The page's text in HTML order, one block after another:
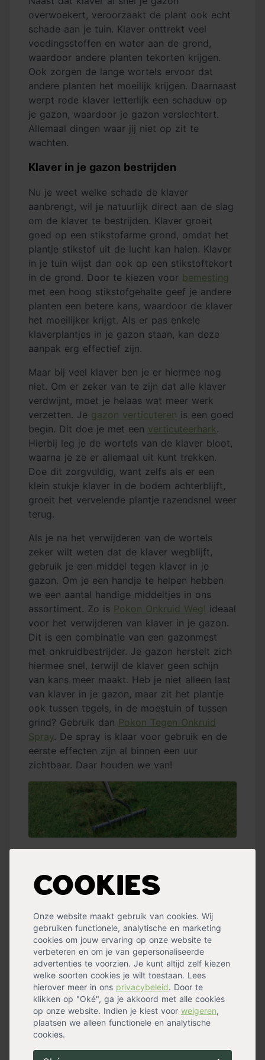
Cookies
Onze website maakt gebruik van cookies. Wij
gebruiken functionele, analytische en marketing
cookies om jouw ervaring op onze website te
verbeteren en om je van gepersonaliseerde
advertenties te voorzien. Je kunt altijd zelf kiezen
welke soorten cookies je wilt toestaan. Lees
hierover meer in ons privacybeleid. Door te
klikken op "Oké", ga je akkoord met alle cookies
op onze website. Indien je kiest voor weigeren,
plaatsen we alleen functionele en analytische
cookies.
overwoekert, veroorzaakt de plant ook echt
schade aan je tuin. Klaver onttrekt veel
voedingsstoffen en water aan de grond,
waardoor andere planten tekorten krijgen.
Ook zorgen de lange wortels ervoor dat
andere planten het moeilijk krijgen. Daarnaast
werpt rode klaver letterlijk een schaduw op
je gazon, waardoor je gazon verslechtert.
Allemaal dingen waar jij niet op zit te
wachten.
Klaver in je gazon bestrijden
Nu je weet welke schade de klaver
aanbrengt, wil je natuurlijk direct aan de slag
om de klaver te bestrijden. Klaver groeit
goed op een stikstofarme grond, omdat het
plantje stikstof uit de lucht kan halen. Klaver
in je tuin wijst dan ook op een stikstoftekort
in de grond. Door te kiezen voor bemesting
met een hoog stikstofgehalte geef je andere
planten een betere kans, waardoor de klaver
het moeilijker krijgt. Als er pas enkele
klaverplantjes in je gazon staan, kan deze
aanpak erg effectief zijn.
Maar bij veel klaver ben je er hiermee nog
niet. Om er zeker van te zijn dat alle klaver
verdwijnt, moet je helaas wat meer werk
verzetten. Je gazon verticuteren is een goed
begin. Dit doe je met een verticuteerhark .
Hierbij leg je de wortels van de klaver bloot,
waarna je ze er allemaal uit kunt trekken.
Doe dit zorgvuldig, want zelfs als er een
klein stukje klaver in de bodem achterblijft,
groeit het vervelende plantje razendsnel weer
terug.
Als je na het verwijderen van de wortels
zeker wilt weten dat de klaver wegblijft,
gebruik je een middel tegen klaver in je
gazon. Om je een handje te helpen hebben
we een aantal handige middeltjes in ons
assortiment. Zo is Pokon Onkruid Weg! ideaal
voor het verwijderen van klaver in je gazon.
Dit is een combinatie van een gazonmest
met onkruidbestrijder. Je gazon herstelt zich
hiermee snel, terwijl de klaver geen schijn
van kans meer maakt. Heb je niet alleen last
van klaver in je gazon, maar zit het plantje
ook tussen tegels, in de moestuin of tussen
grind? Gebruik dan Pokon Tegen Onkruid
Spray. De spray is klaar voor gebruik en de
eerste effecten zijn al binnen een uur
zichtbaar. Daar houden we van!
Na het klaver verwijderen uit je gazon wil je
zeker weten dat de klaver niet terugkomt.
begin gemaakt, maar om het probleem voor
eens en voor altijd op te lossen moet je meer
stappen ondernemen. Dan hoef jij je nooit
meer af te vragen: ‘Hoe krijg ik klaver uit
mijn gazon?’ De sleutel zit in het goed
onderhouden van je gazon. Niet alleen
bestrijd je zo klaver, ook ander onkruid krijgt
minder de kans. En een prachtig en dicht
groen gazon ziet er ook gewoon mooier uit.
We geven je een aantal tips waar je direct